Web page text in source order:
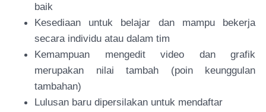
baik
Kesediaan untuk belajar dan mampu bekerja
secara individu atau dalam tim
Kemampuan mengedit video dan grafik
merupakan nilai tambah (poin keunggulan
tambahan)
Lulusan baru dipersilakan untuk mendaftar